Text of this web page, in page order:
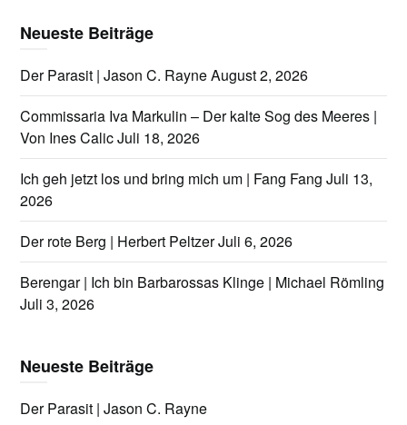
Neueste Beiträge
Der Parasit | Jason C. RayneAugust 2, 2026
Commissaria Iva Markulin – Der kalte Sog des Meeres |
Von Ines CalicJuli 18, 2026
Ich geh jetzt los und bring mich um | Fang Fang Juli 13,
2026
Der rote Berg | Herbert PeltzerJuli 6, 2026
Berengar | Ich bin Barbarossas Klinge | Michael Römling
Juli 3, 2026
Neueste Beiträge
Der Parasit | Jason C. Rayne